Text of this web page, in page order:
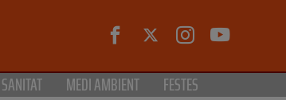
SANITAT MEDI AMBIENT FESTES